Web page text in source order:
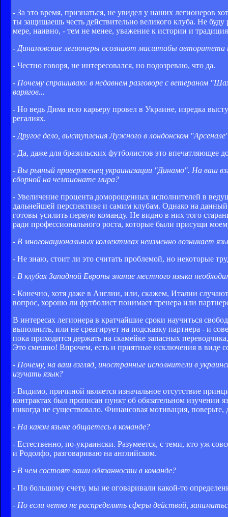
- За это время, признаться, не увидел у наших легионеров
ты защищаешь честь действительно великого клуба. Не
мере, наивно, - тем не менее, уважение к истории и
- Динамовские легионеры осознают масштабы авторитета
- Честно говоря, не интересовался, но подозреваю, что да.
- Почему спрашиваю: в недавнем разговоре с ветераном
варягов...
- Но ведь Дима всю карьеру провел в Украине, изредка
регалиях.
- Другое дело, выступления Лужного в лондонском
- Да, даже для бразильских футболистов это впечатляющее
- Вы рьяный приверженец украинизации "Динамо". На ваш
сборной на чемпионате мира?
- Увеличение процента доморощенных исполнителей в
дальнейшей перспективе и самим клубам. Однако на
готовы усилить первую команду. Не видно в них того
ради профессионального роста, которые были присущи
- В многонациональных коллективах неизменно возникает
- Не знаю, стоит ли это считать проблемой, но некоторые
- В клубах Западной Европы знание местного языка
- Конечно, хотя даже в Англии, или, скажем, Италии
вопрос, хорошо ли футболист понимает тренера или
В интересах легионера в кратчайшие сроки научиться
выполнить, или не среагирует на подсказку партнера - и
пока приходится держать на скамейке запасных
Это смешно! Впрочем, есть и приятные исключения в виде
- Почему, на ваш взгляд, иностранные исполнители в
изучать язык?
- Видимо, причиной является изначальное отсутствие
контрактах был прописан пункт об обязательном
никогда не существовало. Финансовая мотивация,
- На каком языке общаетесь в команде?
- Естественно, по-украински. Разумеется, с теми, кто уж
и Родолфо, разговариваю на английском.
- В чем состоят ваши обязанности в команде?
- По большому счету, мы не оговаривали какой-то
- Но если четко не распределять сферы действий,